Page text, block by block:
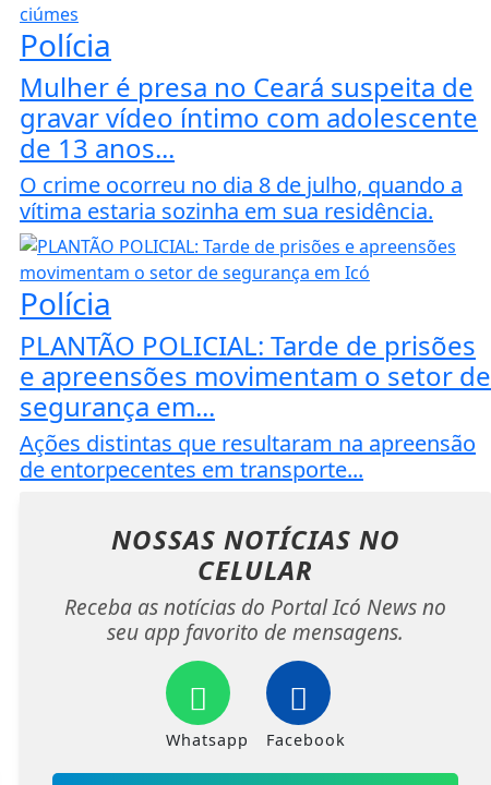
Polícia
Mulher é presa no Ceará suspeita de
gravar vídeo íntimo com adolescente
de 13 anos...
O crime ocorreu no dia 8 de julho, quando a
vítima estaria sozinha em sua residência.
Polícia
PLANTÃO POLICIAL: Tarde de prisões
e apreensões movimentam o setor de
segurança em...
Ações distintas que resultaram na apreensão
de entorpecentes em transporte...
NOSSAS NOTÍCIAS NO
CELULAR
Receba as notícias do Portal Icó News no
seu app favorito de mensagens.
Whatsapp Facebook